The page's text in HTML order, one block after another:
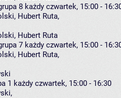
8 każdy czwartek, 15:00 -
, Hubert Ruta,
Hubert Ruta
7 każdy czwartek, 15:00 -
, Hubert Ruta,
1 każdy czwartek, 15:00 - 16:30
,